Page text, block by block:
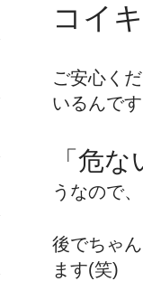
コイ
ご安心く
いるんで
「危
うなので、
後でちゃ
ます(笑)